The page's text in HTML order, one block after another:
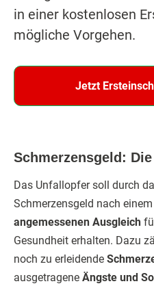
in einer kostenlosen
mögliche Vorgehen.
Jetzt
Schmerzensgeld:
Das Unfallopfer soll durch
Schmerzensgeld nach
angemessenen Ausgleich
Gesundheit erhalten. Dazu
noch zu erleidende
ausgetragene Ängste und